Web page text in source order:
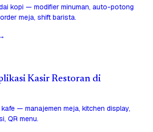
kopi — modifier minuman, auto-potong
meja, shift barista.
Kasir Restoran di
— manajemen meja, kitchen display,
QR menu.